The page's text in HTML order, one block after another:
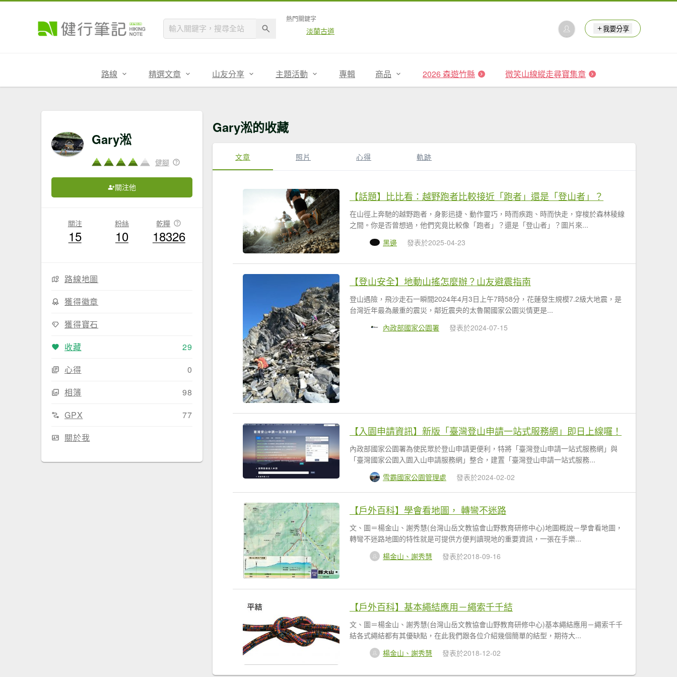
熱門關鍵字
淡蘭古道 我要分享
路線 精選文章 山友分享 主題活動 專輯 商品 2026 森遊竹縣 微笑山線縱走尋寶集章
Gary淞
健腳
關注他
關注
15
粉絲
10
乾糧
18326
路線地圖
獲得徽章
獲得寶石
收藏
29
心得
0
相簿
98
GPX
77
關於我
Gary淞的收藏
文章 照片 心得 軌跡
【話題】比比看：越野跑者比較接近「跑者」還是「登山者」？
在山徑上奔馳的越野跑者，身影迅捷、動作靈巧，時而疾跑、時而快走，穿梭於森林稜線
之間。你是否曾想過，他們究竟比較像「跑者」？還是「登山者」？圖片來...
黑邊
發表於2025-04-23
【登山安全】地動山搖怎麼辦？山友避震指南
登山遇險，飛沙走石一瞬間2024年4月3日上午7時58分，花蓮發生規模7.2級大地震，是
台灣近年最為嚴重的震災，鄰近震央的太魯閣國家公園災情更是...
內政部國家公園署
發表於2024-07-15
【入園申請資訊】新版「臺灣登山申請一站式服務網」即日上線囉！
內政部國家公園署為使民眾於登山申請更便利，特將「臺灣登山申請一站式服務網」與
「臺灣國家公園入園入山申請服務網」整合，建置「臺灣登山申請一站式服務...
雪霸國家公園管理處
發表於2024-02-02
【戶外百科】學會看地圖， 轉彎不迷路
文、圖＝楊金山、謝秀慧(台灣山岳文教協會山野教育研修中心)地圖概說－學會看地圖，
轉彎不迷路地圖的特性就是可提供方便判讀現地的重要資訊，一張在手樂...
楊金山、謝秀慧
發表於2018-09-16
【戶外百科】基本繩結應用－繩索千千結
文、圖＝楊金山、謝秀慧(台灣山岳文教協會山野教育研修中心)基本繩結應用－繩索千千
結各式繩結都有其優缺點，在此我們跟各位介紹幾個簡單的結型，期待大...
楊金山、謝秀慧
發表於2018-12-02